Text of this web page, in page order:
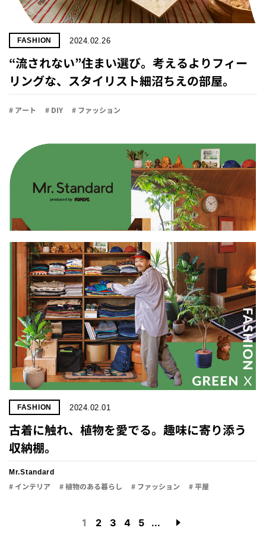
FASHION 2024.02.26
“流されない”住まい選び。考えるよりフィー
リングな、スタイリスト細沼ちえの部屋。
# アート # DIY # ファッション
FASHION 2024.02.01
古着に触れ、植物を愛でる。趣味に寄り添う
収納棚。
Mr.Standard
# インテリア # 植物のある暮らし # ファッション # 平屋
1 2 3 4 5 ...